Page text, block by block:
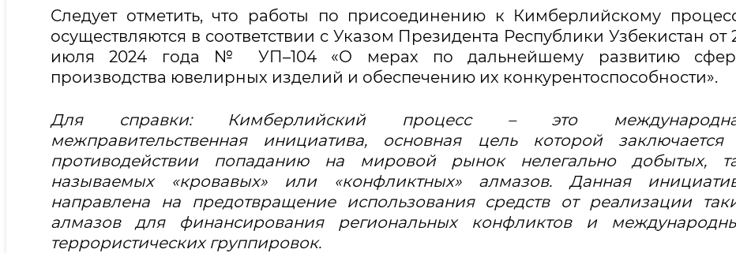
Следует отметить, что работы по присоединению к Кимберлийскому
осуществляются в соответствии с Указом Президента Республики Узбекистан от
июля 2024 года № УП–104 «О мерах по дальнейшему развитию
производства ювелирных изделий и обеспечению их конкурентоспособности».
Для справки: Кимберлийский процесс – это
межправительственная инициатива, основная цель которой заключается
противодействии попаданию на мировой рынок нелегально добытых,
называемых «кровавых» или «конфликтных» алмазов. Данная
направлена на предотвращение использования средств от реализации
алмазов для финансирования региональных конфликтов и
террористических группировок.